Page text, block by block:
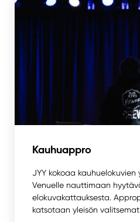
Kauhuappro
JYY kokoaa
Venuelle nauttimaan
elokuvakattauksesta.
katsotaan yleisön